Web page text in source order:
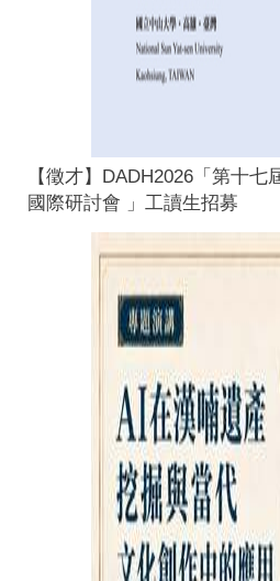
【徵才】DADH2026「第十
國際研討會 」工讀生招募